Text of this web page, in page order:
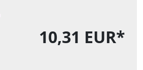
10,31 EUR*